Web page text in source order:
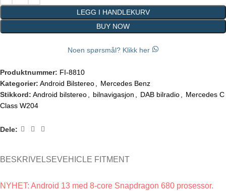
LEGG I HANDLEKURV
BUY NOW
Noen spørsmål? Klikk her
Produktnummer: FI-8810
Kategorier: Android Bilstereo, Mercedes Benz
Stikkord: Android bilstereo, bilnavigasjon , DAB bilradio, Mercedes C
Class W204
Dele:
BESKRIVELSEVEHICLE FITMENT
NYHET: Android 13 med 8-core Snapdragon 680 prosessor.